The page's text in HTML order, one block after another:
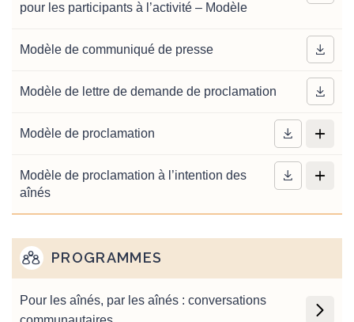
pour les participants à l’activité – Modèle
Modèle de communiqué de presse
Modèle de lettre de demande de proclamation
Modèle de proclamation
Modèle de proclamation à l’intention des
aînés
PROGRAMMES
Pour les aînés, par les aînés : conversations